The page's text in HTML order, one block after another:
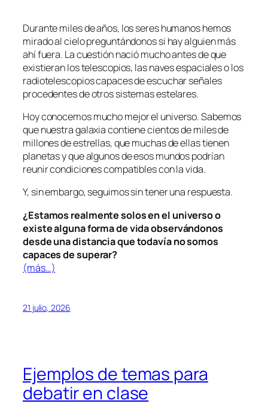
Durante miles de años, los seres humanos hemos
mirado al cielo preguntándonos si hay alguien más
ahí fuera. La cuestión nació mucho antes de que
existieran los telescopios, las naves espaciales o los
radiotelescopios capaces de escuchar señales
procedentes de otros sistemas estelares.
Hoy conocemos mucho mejor el universo. Sabemos
que nuestra galaxia contiene cientos de miles de
millones de estrellas, que muchas de ellas tienen
planetas y que algunos de esos mundos podrían
reunir condiciones compatibles con la vida.
Y, sin embargo, seguimos sin tener una respuesta.
¿Estamos realmente solos en el universo o
existe alguna forma de vida observándonos
desde una distancia que todavía no somos
capaces de superar?
(más…)
21 julio, 2026
Ejemplos de temas para
debatir en clase